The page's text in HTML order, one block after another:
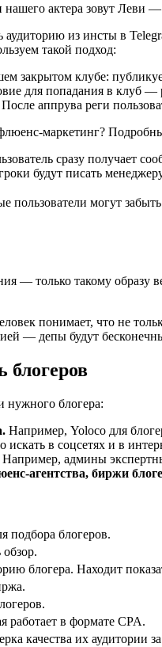
актера зовут Леви
аудиторию из инсты в
такой подход:
закрытом клубе:
для попадания в клуб —
аппрува реги
сразу получает
будут писать
пользователи могут
— только такому образу
понимает, что не
— депы будут
блогеров
нужного блогера:
Например, Yoloco для
искать в соцсетях и в
Например, админы
агентства, биржи
подбора блогеров.
блогера. Находит
работает в формате СPA.
качества их